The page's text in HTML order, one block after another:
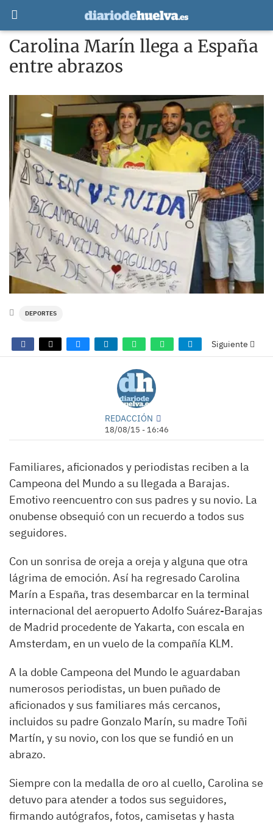
Carolina Marín llega a España
entre abrazos
DEPORTES
Siguiente
REDACCIÓN
18/08/15 - 16:46
Familiares, aficionados y periodistas reciben a la
Campeona del Mundo a su llegada a Barajas.
Emotivo reencuentro con sus padres y su novio. La
onubense obsequió con un recuerdo a todos sus
seguidores.
Con un sonrisa de oreja a oreja y alguna que otra
lágrima de emoción. Así ha regresado Carolina
Marín a España, tras desembarcar en la terminal
internacional del aeropuerto Adolfo Suárez-Barajas
de Madrid procedente de Yakarta, con escala en
Amsterdam, en un vuelo de la compañía KLM.
A la doble Campeona del Mundo le aguardaban
numerosos periodistas, un buen puñado de
aficionados y sus familiares más cercanos,
incluidos su padre Gonzalo Marín, su madre Toñi
Martín, y su novio, con los que se fundió en un
abrazo.
Siempre con la medalla de oro al cuello, Carolina se
detuvo para atender a todos sus seguidores,
firmando autógrafos, fotos, camisetas y hasta